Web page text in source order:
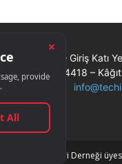
Merkezi – Giriş Katı
34418 –
Muhabirleri Derneği